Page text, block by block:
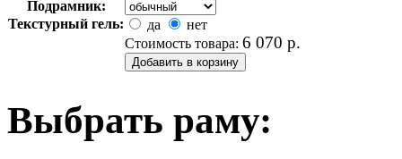
Подрамник:
Текстурный гель:
да
нет
Стоимость товара: 6 070 р.
Выбрать раму: